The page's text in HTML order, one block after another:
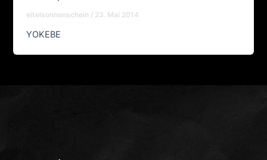
eitelsonnenschein / 23. Mai 2014
YOKEBE